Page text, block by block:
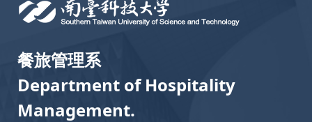
餐旅管理系
Department of Hospitality
Management.